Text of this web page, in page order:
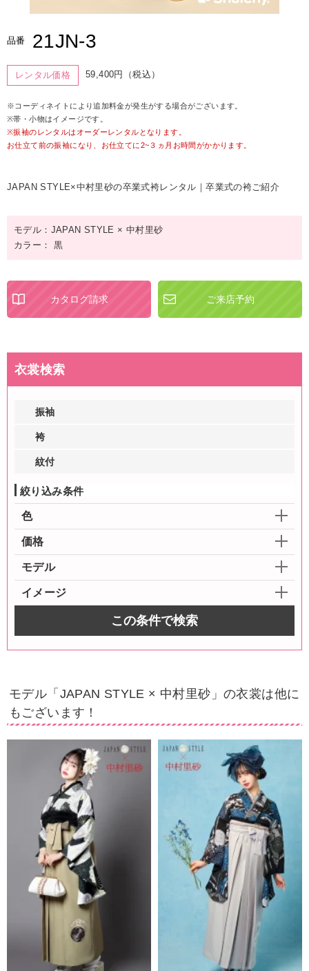
品番 21JN-3
レンタル価格 59,400円（税込）
※コーディネイトにより追加料金が発生がする場合がございます。
※帯・小物はイメージです。
※振袖のレンタルはオーダーレンタルとなります。
お仕立て前の振袖になり、お仕立てに2~３ヵ月お時間がかかります。
JAPAN STYLE×中村里砂の卒業式袴レンタル｜卒業式の袴ご紹介
モデル：JAPAN STYLE × 中村里砂
カラー： 黒
カタログ請求 ご来店予約
衣裳検索
振袖
袴
紋付
絞り込み条件
色
価格
モデル
イメージ
この条件で検索
モデル「JAPAN STYLE × 中村里砂」の衣裳は他に
もございます！